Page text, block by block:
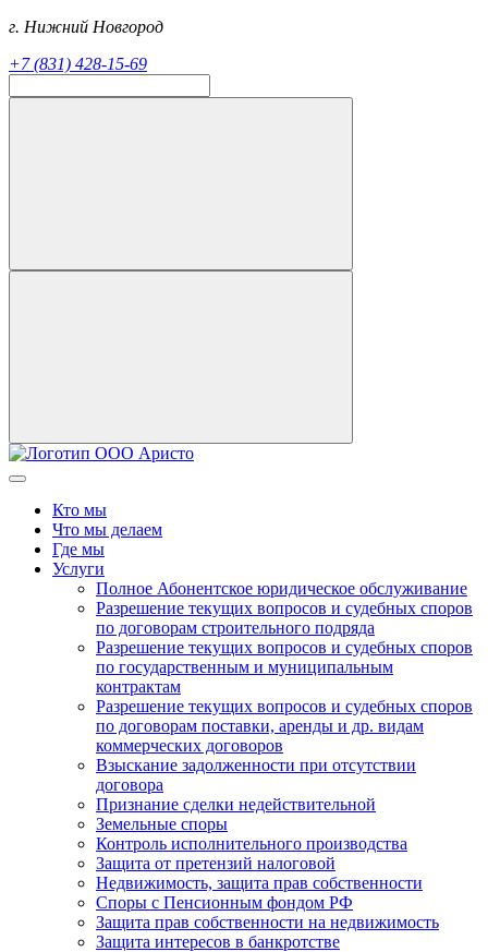
г. Нижний Новгород
+7 (831) 428-15-69
Кто мы
Что мы делаем
Где мы
Услуги
Полное Абонентское юридическое обслуживание
Разрешение текущих вопросов и судебных споров
по договорам строительного подряда
Разрешение текущих вопросов и судебных споров
по государственным и муниципальным
контрактам
Разрешение текущих вопросов и судебных споров
по договорам поставки, аренды и др. видам
коммерческих договоров
Взыскание задолженности при отсутствии
договора
Признание сделки недействительной
Земельные споры
Контроль исполнительного производства
Защита от претензий налоговой
Недвижимость, защита прав собственности
Споры с Пенсионным фондом РФ
Защита прав собственности на недвижимость
Защита интересов в банкротстве